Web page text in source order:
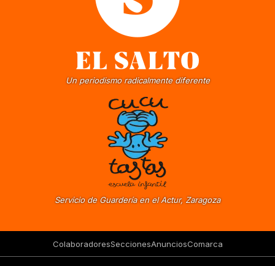
Un periodismo radicalmente diferente
Servicio de Guardería en el Actur, Zaragoza
ColaboradoresSeccionesAnunciosComarca